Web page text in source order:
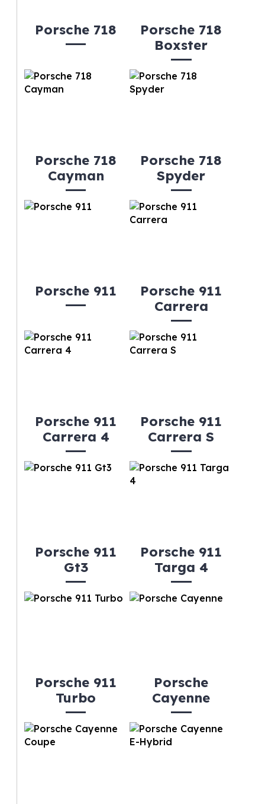
Porsche 718
Porsche 718
Boxster
Porsche 718
Cayman
Porsche 718
Spyder
Porsche 911
Porsche 911
Carrera
Porsche 911
Carrera 4
Porsche 911
Carrera S
Porsche 911
Gt3
Porsche 911
Targa 4
Porsche 911
Turbo
Porsche
Cayenne